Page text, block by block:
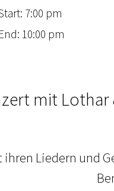
7:00 pm
End: 10:00 pm
mit Lothar
ihren Liedern und